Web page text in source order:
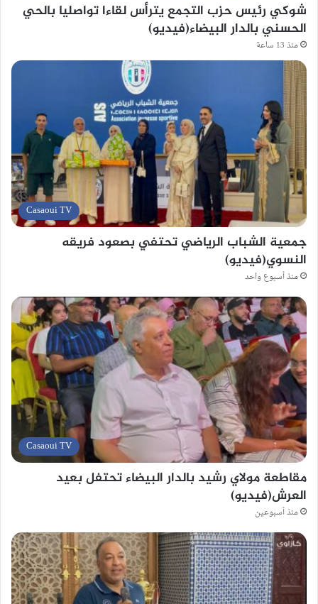
شوكي رئيس حزب التجمع يترأس لقاءا تواصليا بالحي
الحسني بالدار البيضاء(فيديو)
منذ 13 ساعة
Casaoui TV
جمعية الشباب الرياضي تحتفي بصعود فريقه
النسوي(فيديو)
منذ أسبوع واحد
Casaoui TV
مقاطعة مولاي رشيد بالدار البيضاء تحتفل بعيد
العرش(فيديو)
منذ أسبوعين